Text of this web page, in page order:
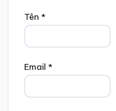
Tên *
Email *